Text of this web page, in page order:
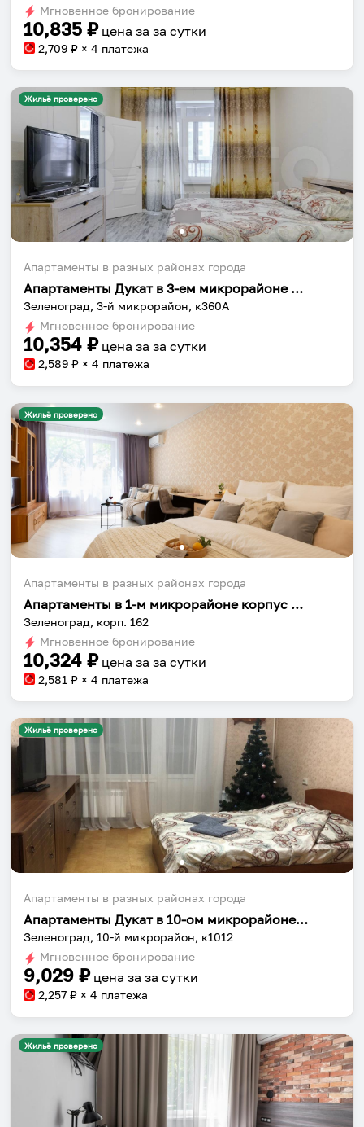
for
changing
Мгновенное бронирование
10,835 ₽ цена за за сутки
2,709 ₽ × 4 платежа
Жильё проверено
Апартаменты в разных районах города
Апартаменты Дукат в 3-ем микрорайоне к360А
Зеленоград, 3-й микрорайон, к360А
Мгновенное бронирование
10,354 ₽ цена за за сутки
2,589 ₽ × 4 платежа
Жильё проверено
Апартаменты в разных районах города
Апартаменты в 1-м микрорайоне корпус 162
Зеленоград, корп. 162
Мгновенное бронирование
10,324 ₽ цена за за сутки
2,581 ₽ × 4 платежа
Жильё проверено
Апартаменты в разных районах города
Апартаменты Дукат в 10-ом микрорайоне к1012
Зеленоград, 10-й микрорайон, к1012
Мгновенное бронирование
9,029 ₽ цена за за сутки
2,257 ₽ × 4 платежа
Жильё проверено